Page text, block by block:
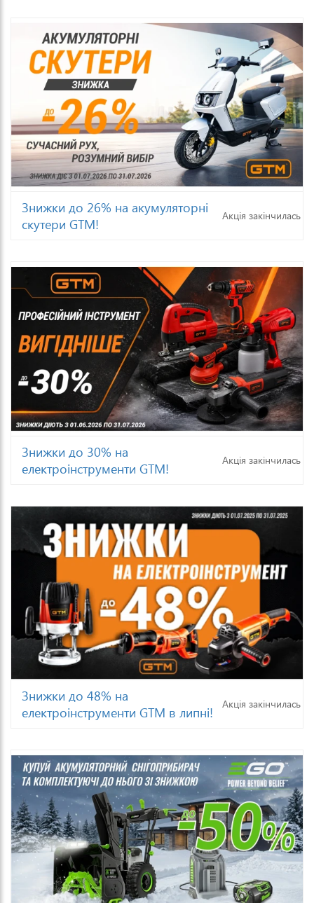
Знижки до 26% на акумуляторні
скутери GTM!
Акція закінчилась
Знижки до 30% на
електроінструменти GTM!
Акція закінчилась
Знижки до 48% на
електроінструменти GTM в липні!
Акція закінчилась